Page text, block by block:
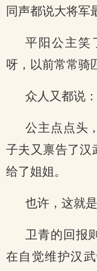
同声都说大将军
平阳公主笑
呀，以前常常骑
众人又都说
公主点点头
子夫又禀告了汉
给了姐姐。
也许，这就
卫青的回报
在自觉维护汉